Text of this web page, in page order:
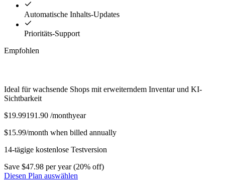
Automatische Inhalts-Updates
Prioritäts-Support
Empfohlen
Ideal für wachsende Shops mit erweiterndem Inventar und KI-
Sichtbarkeit
$19.99191.90 /monthyear
$15.99/month when billed annually
14-tägige kostenlose Testversion
Save $47.98 per year (20% off)
Diesen Plan auswählen